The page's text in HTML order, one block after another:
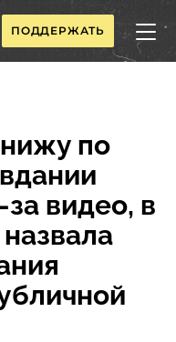
ПОДДЕРЖАТЬ
по
видео, в